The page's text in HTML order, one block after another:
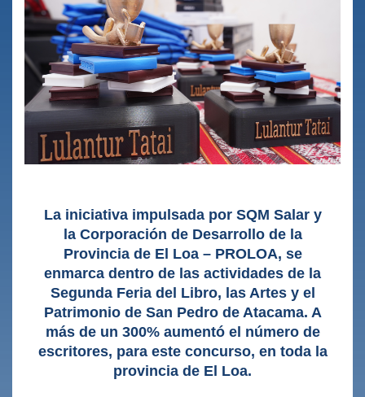
La iniciativa impulsada por SQM Salar y
la Corporación de Desarrollo de la
Provincia de El Loa – PROLOA, se
enmarca dentro de las actividades de la
Segunda Feria del Libro, las Artes y el
Patrimonio de San Pedro de Atacama. A
más de un 300% aumentó el número de
escritores, para este concurso, en toda la
provincia de El Loa.